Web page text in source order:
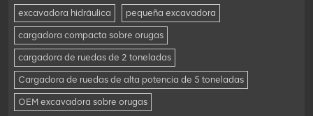
excavadora hidráulica pequeña excavadora
cargadora compacta sobre orugas
cargadora de ruedas de 2 toneladas
Cargadora de ruedas de alta potencia de 5 toneladas
OEM excavadora sobre orugas